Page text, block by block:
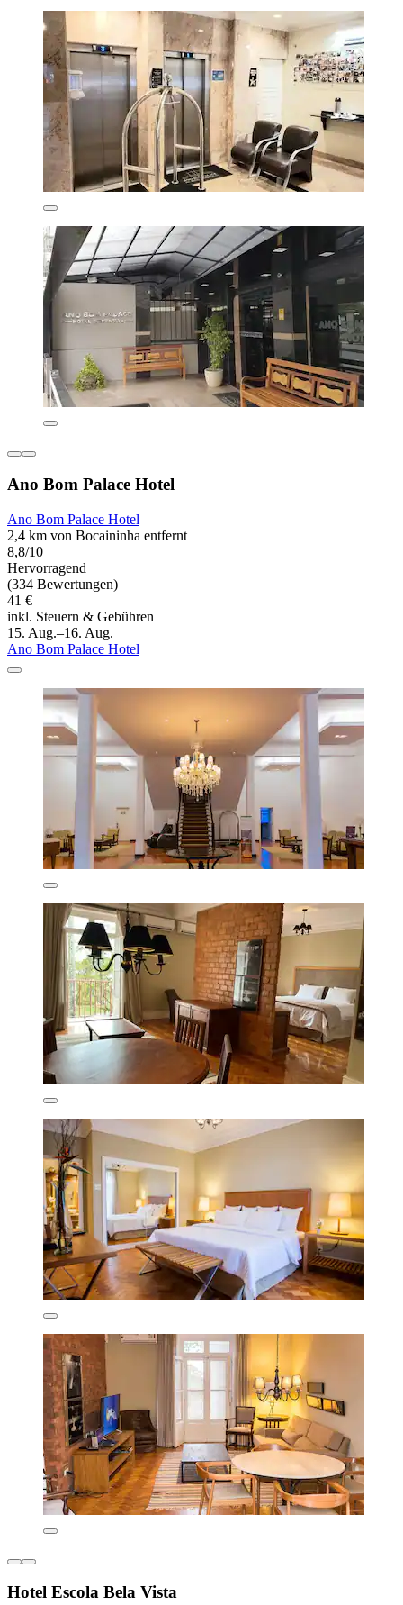
Ano Bom Palace Hotel
Ano Bom Palace Hotel
2,4 km von Bocaininha entfernt
8,8/10
Hervorragend
(334 Bewertungen)
41 €
inkl. Steuern & Gebühren
15. Aug.–16. Aug.
Ano Bom Palace Hotel
Hotel Escola Bela Vista